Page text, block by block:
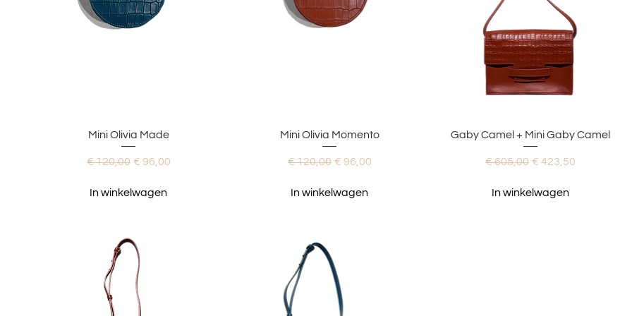
Snel overzicht
Mini Olivia Made
Normale prijs
€ 120,00 Verkoopprijs
€ 96,00
In winkelwagen
Snel overzicht
Mini Olivia Momento
Normale prijs
€ 120,00 Verkoopprijs
€ 96,00
In winkelwagen
Snel overzicht
Gaby Camel + Mini Gaby Camel
Normale prijs
€ 605,00 Verkoopprijs
€ 423,50
In winkelwagen